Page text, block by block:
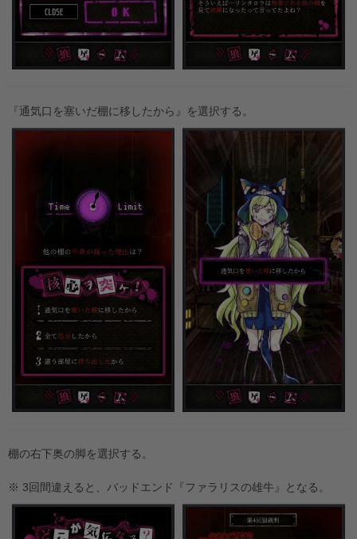
『通気口を塞いだ棚に移したから』を選択する。
棚の右下奥の脚を選択する。
※ 3回間違えると、バッドエンド『ファラリスの雄牛』となる。